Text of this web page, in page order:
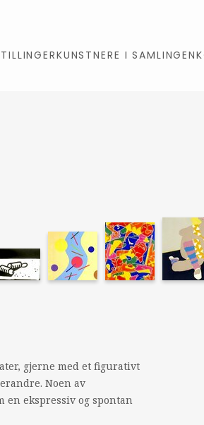
KUNSTNERE I SAMLINGEN
gjerne med et figurativt
Noen av
ekspressiv og spontan